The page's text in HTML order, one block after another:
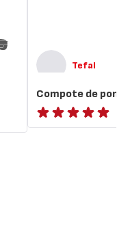
Tefal
Compote de
ratings.NaN